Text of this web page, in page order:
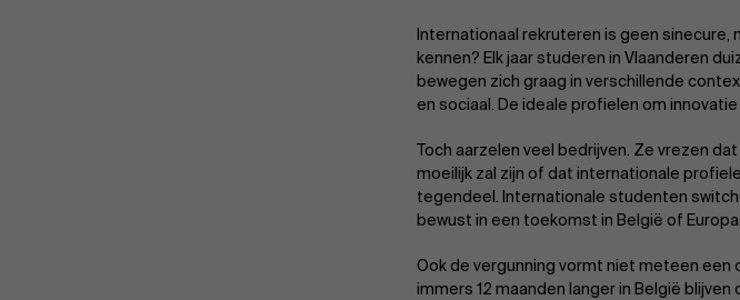
Internationaal rekruteren is geen sinecure,
kennen? Elk jaar studeren in Vlaanderen
bewegen zich graag in verschillende
en sociaal. De ideale profielen om
Toch aarzelen veel bedrijven. Ze vrezen
moeilijk zal zijn of dat internationale
tegendeel. Internationale studenten
bewust in een toekomst in België of Europa.
Ook de vergunning vormt niet meteen
immers 12 maanden langer in België